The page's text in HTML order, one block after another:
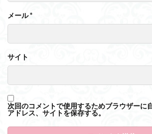
メール*
サイト
次回のコメントで使用するためブラウザーに
アドレス、サイトを保存する。